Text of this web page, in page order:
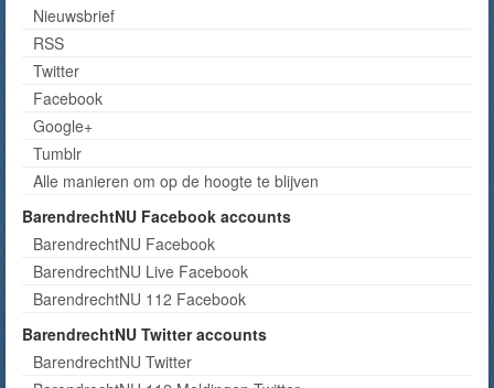
Nieuwsbrief
RSS
Twitter
Facebook
Google+
Tumblr
Alle manieren om op de hoogte te blijven
BarendrechtNU Facebook accounts
BarendrechtNU Facebook
BarendrechtNU Live Facebook
BarendrechtNU 112 Facebook
BarendrechtNU Twitter accounts
BarendrechtNU Twitter